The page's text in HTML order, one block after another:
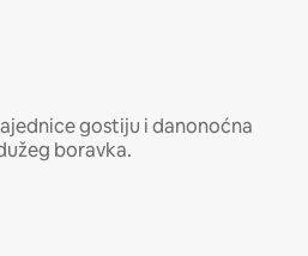
gostiju i danonoćna
boravka.